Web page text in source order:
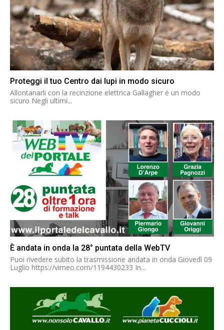
Proteggi il tuo Centro dai lupi in modo sicuro
Allontanarli con la recinzione elettrica Gallagher è un modo
sicuro Negli ultimi...
È andata in onda la 28° puntata della WebTV
Puoi rivedere subito la trasmissione andata in onda Giovedì 09
Luglio https://vimeo.com/1194430233 In...